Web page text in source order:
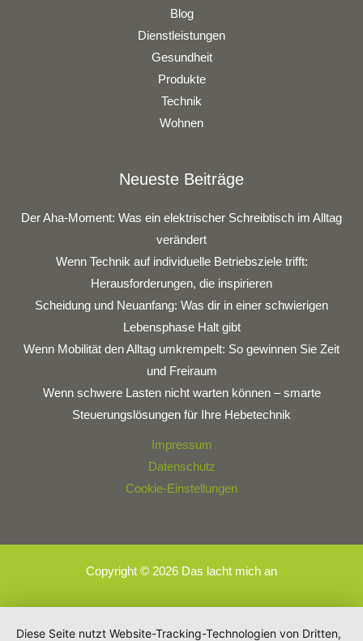
Blog
Dienstleistungen
Gesundheit
Produkte
Technik
Wohnen
Neueste Beiträge
Der Aha-Moment: Was ein elektrischer Schreibtisch im Alltag
verändert
Wenn Technik auf individuelle Betriebsziele trifft:
Herausforderungen, die inspirieren
Scheidung und Neuanfang: Was dir in einer schwierigen
Lebensphase Halt gibt
Wenn Mobilität den Alltag umkrempelt: So gewinnen Sie Zeit
und Freiraum
Wenn schwere Lasten nicht warten können – smarte
Steuerungslösungen für Ihre Hebetechnik
Impressum
Datenschutz
Cookie-Einstellungen
Copyright © 2026 Das lacht mich an
Diese Seite nutzt Website-Tracking-Technologien von Dritten,